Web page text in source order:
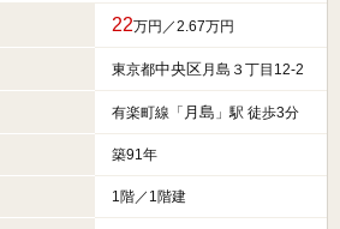
22万円／2.67万円
東京都中央区月島３丁目12-2
有楽町線「 月島 」駅 徒歩3分
築91年
1階／1階建